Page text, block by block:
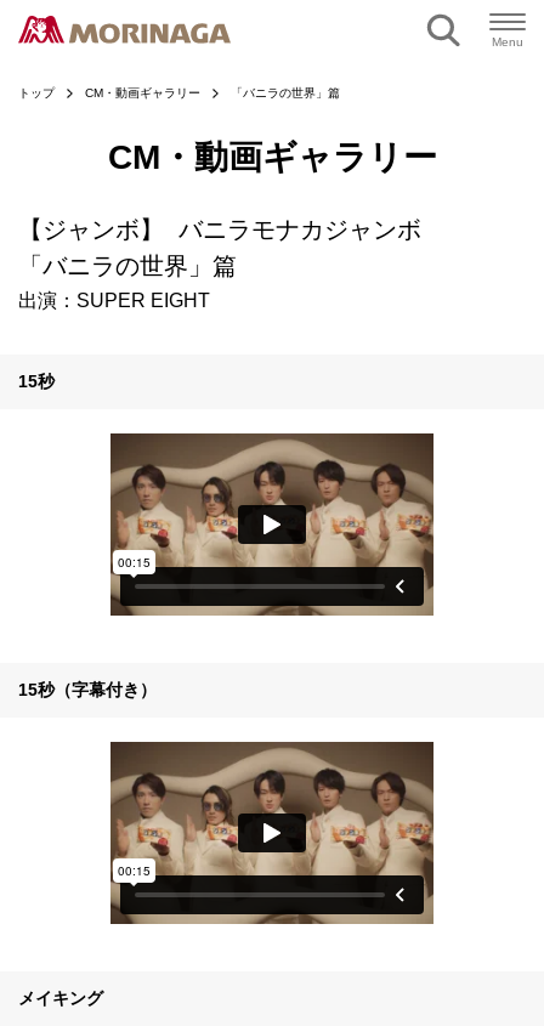
Menu
トップ CM・動画ギャラリー 「バニラの世界」篇
CM・動画ギャラリー
【ジャンボ】 バニラモナカジャンボ
「バニラの世界」篇
出演：SUPER EIGHT
15秒
15秒（字幕付き）
メイキング